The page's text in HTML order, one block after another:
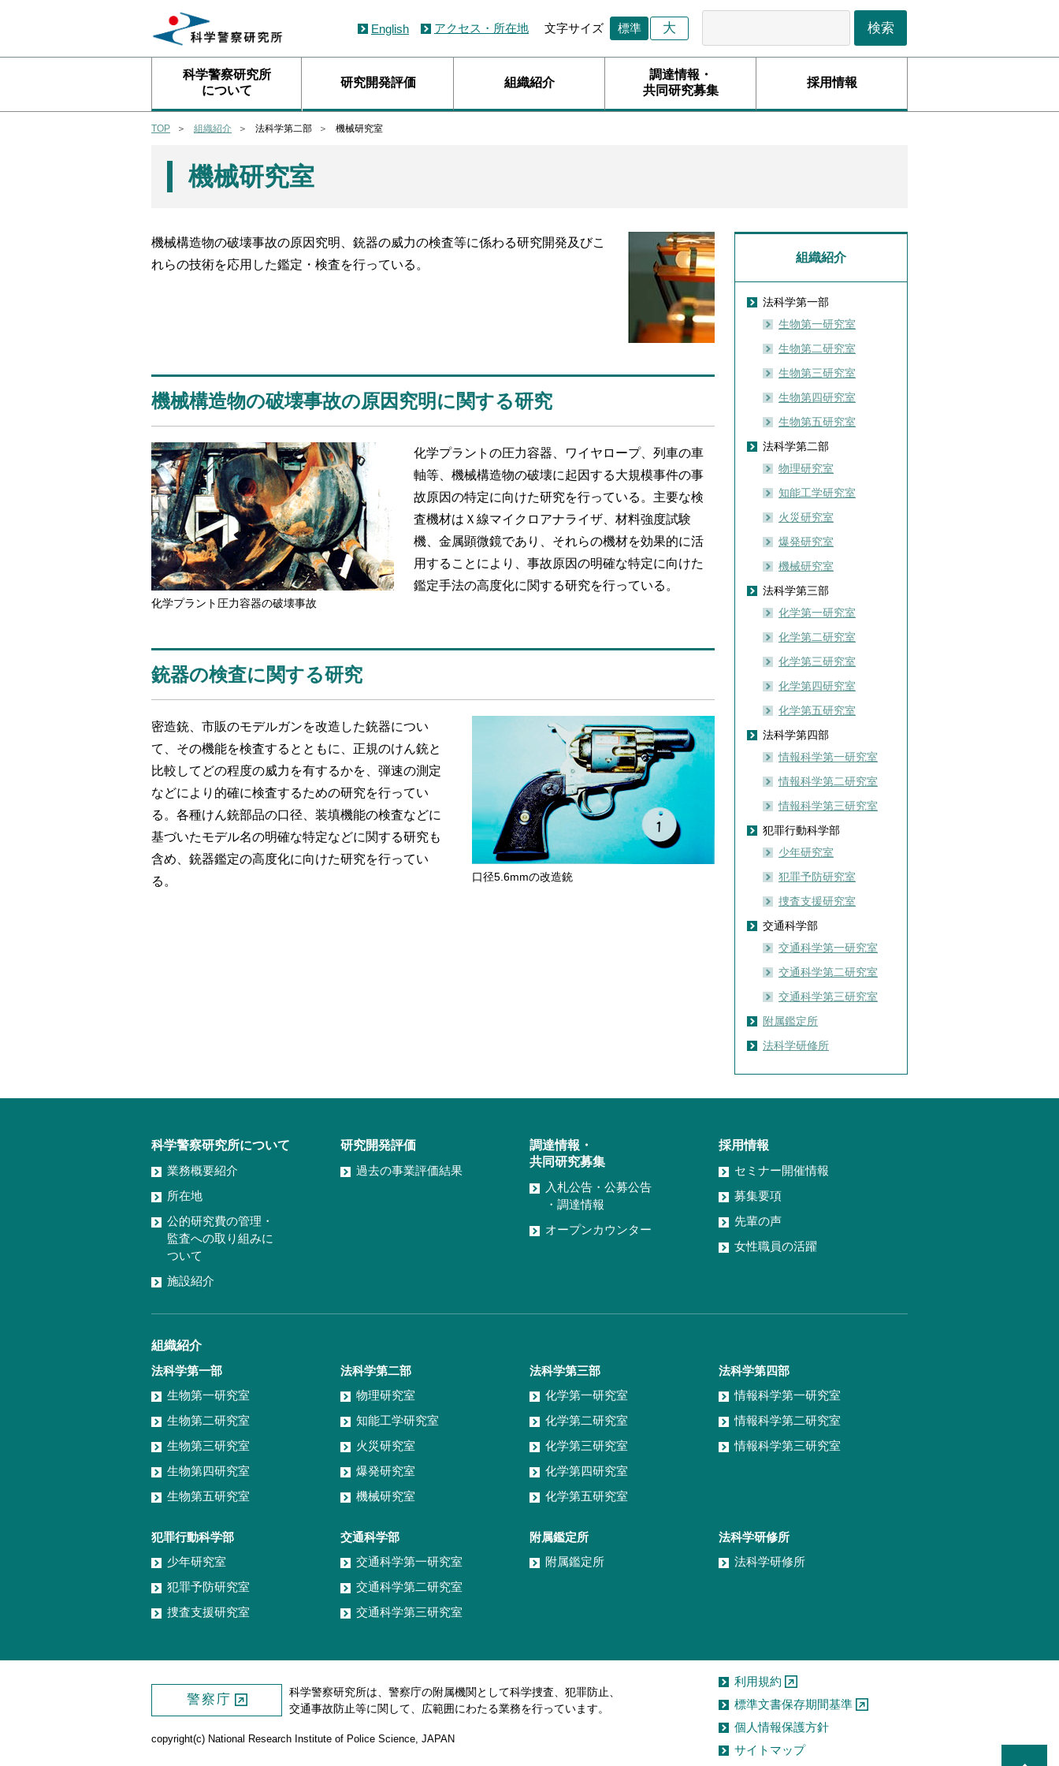
English アクセス・所在地 文字サイズ 標準 大
科学警察研究所
について
研究開発評価 組織紹介
調達情報・
共同研究募集
採用情報
TOP 組織紹介 法科学第二部 機械研究室
機械研究室
機械構造物の破壊事故の原因究明、銃器の威力の検査等に係わる研究開発及びこ
れらの技術を応用した鑑定・検査を行っている。
機械構造物の破壊事故の原因究明に関する研究
化学プラント圧力容器の破壊事故
化学プラントの圧力容器、ワイヤロープ、列車の車
軸等、機械構造物の破壊に起因する大規模事件の事
故原因の特定に向けた研究を行っている。主要な検
査機材はＸ線マイクロアナライザ、材料強度試験
機、金属顕微鏡であり、それらの機材を効果的に活
用することにより、事故原因の明確な特定に向けた
鑑定手法の高度化に関する研究を行っている。
銃器の検査に関する研究
口径5.6mmの改造銃
密造銃、市販のモデルガンを改造した銃器につい
て、その機能を検査するとともに、正規のけん銃と
比較してどの程度の威力を有するかを、弾速の測定
などにより的確に検査するための研究を行ってい
る。各種けん銃部品の口径、装填機能の検査などに
基づいたモデル名の明確な特定などに関する研究も
含め、銃器鑑定の高度化に向けた研究を行ってい
る。
組織紹介
法科学第一部
生物第一研究室
生物第二研究室
生物第三研究室
生物第四研究室
生物第五研究室
法科学第二部
物理研究室
知能工学研究室
火災研究室
爆発研究室
機械研究室
法科学第三部
化学第一研究室
化学第二研究室
化学第三研究室
化学第四研究室
化学第五研究室
法科学第四部
情報科学第一研究室
情報科学第二研究室
情報科学第三研究室
犯罪行動科学部
少年研究室
犯罪予防研究室
捜査支援研究室
交通科学部
交通科学第一研究室
交通科学第二研究室
交通科学第三研究室
附属鑑定所
法科学研修所
科学警察研究所について
業務概要紹介
所在地
公的研究費の管理・
監査への取り組みに
ついて
施設紹介
研究開発評価
過去の事業評価結果
調達情報・
共同研究募集
入札公告・公募公告
・調達情報
オープンカウンター
採用情報
セミナー開催情報
募集要項
先輩の声
女性職員の活躍
組織紹介
法科学第一部
生物第一研究室
生物第二研究室
生物第三研究室
生物第四研究室
生物第五研究室
法科学第二部
物理研究室
知能工学研究室
火災研究室
爆発研究室
機械研究室
法科学第三部
化学第一研究室
化学第二研究室
化学第三研究室
化学第四研究室
化学第五研究室
法科学第四部
情報科学第一研究室
情報科学第二研究室
情報科学第三研究室
犯罪行動科学部
少年研究室
犯罪予防研究室
捜査支援研究室
交通科学部
交通科学第一研究室
交通科学第二研究室
交通科学第三研究室
附属鑑定所
附属鑑定所
法科学研修所
法科学研修所
利用規約
標準文書保存期間基準
個人情報保護方針
サイトマップ
警察庁
科学警察研究所は、警察庁の附属機関として科学捜査、犯罪防止、
交通事故防止等に関して、広範囲にわたる業務を行っています。
copyright(c) National Research Institute of Police Science, JAPAN